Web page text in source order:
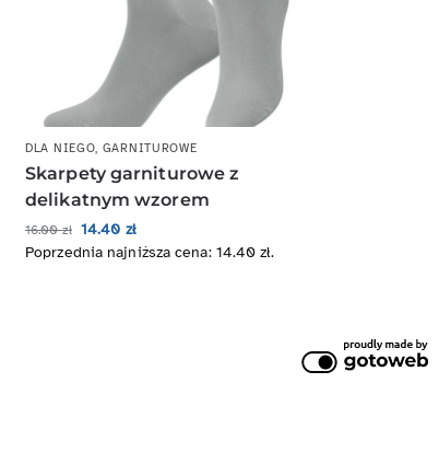
DLA NIEGO, GARNITUROWE
Skarpety garniturowe z
delikatnym wzorem
16.00zł 14.40 zł
Poprzednia najniższa cena: 14.40zł.